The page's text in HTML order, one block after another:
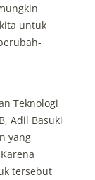
untuk
Teknologi
Adil Basuki
yang
tersebut